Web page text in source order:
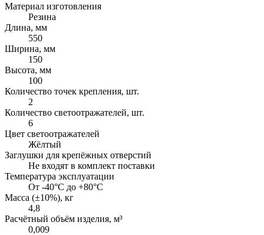
Материал изготовления
Резина
Длина, мм
550
Ширина, мм
150
Высота, мм
100
Количество точек крепления, шт.
2
Количество светоотражателей, шт.
6
Цвет светоотражателей
Жёлтый
Заглушки для крепёжных отверстий
Не входят в комплект поставки
Температура эксплуатации
От -40°C до +80°C
Масса (±10%), кг
4,8
Расчётный объём изделия, м³
0,009